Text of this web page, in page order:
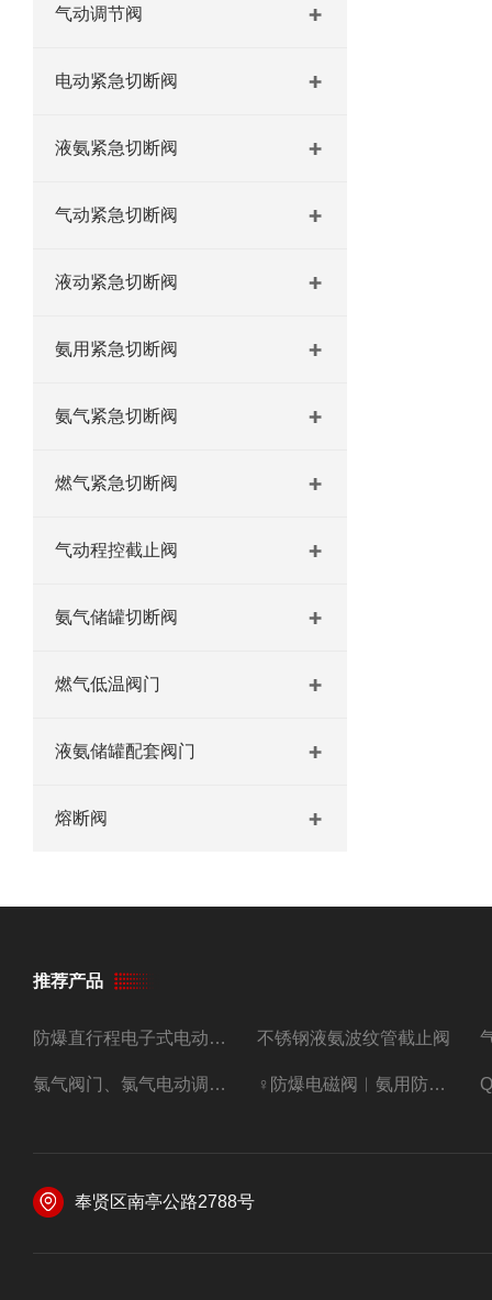
气动调节阀
电动紧急切断阀
液氨紧急切断阀
气动紧急切断阀
液动紧急切断阀
氨用紧急切断阀
氨气紧急切断阀
燃气紧急切断阀
气动程控截止阀
氨气储罐切断阀
燃气低温阀门
液氨储罐配套阀门
熔断阀
推荐产品
防爆直行程电子式电动调节阀 不锈钢液氨波纹管截止阀
氯气阀门、氯气电动调节阀 ♀防爆电磁阀︳氨用防爆紧急切断阀
奉贤区南亭公路2788号